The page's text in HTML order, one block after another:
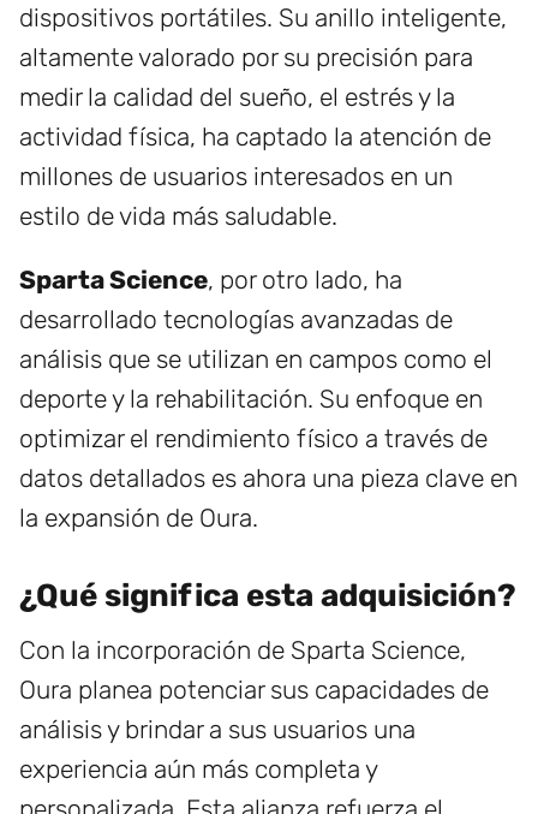
dispositivos portátiles. Su anillo inteligente,
altamente valorado por su precisión para
medir la calidad del sueño, el estrés y la
actividad física, ha captado la atención de
millones de usuarios interesados en un
estilo de vida más saludable.
Sparta Science, por otro lado, ha
desarrollado tecnologías avanzadas de
análisis que se utilizan en campos como el
deporte y la rehabilitación. Su enfoque en
optimizar el rendimiento físico a través de
datos detallados es ahora una pieza clave en
la expansión de Oura.
¿Qué significa esta adquisición?
Con la incorporación de Sparta Science,
Oura planea potenciar sus capacidades de
análisis y brindar a sus usuarios una
experiencia aún más completa y